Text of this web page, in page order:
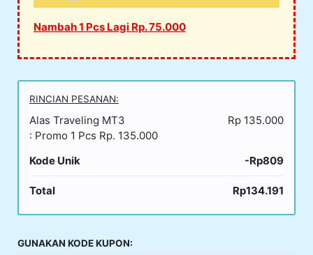
Nambah 1 Pcs Lagi Rp. 75.000
RINCIAN PESANAN:
Alas Traveling MT3
: Promo 1 Pcs Rp. 135.000
Rp 135.000
Kode Unik -Rp809
Total Rp134.191
GUNAKAN KODE KUPON: